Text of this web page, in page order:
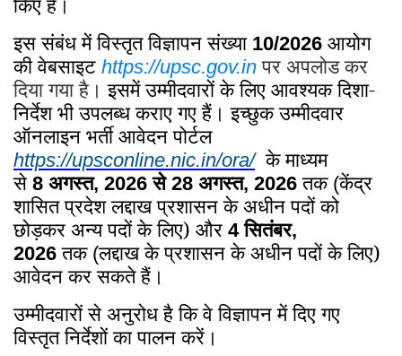
इस संबंध में विस्तृत विज्ञापन संख्या
की वेबसाइट https://upsc.gov.in पर अपलोड कर
दिया गया है। इसमें उम्मीदवारों के लिए आवश्यक दिशा-
निर्देश भी उपलब्ध कराए गए हैं। इच्छुक उम्मीदवार
ऑनलाइन भर्ती आवेदन पोर्टल
https://upsconline.nic.in/ora/
से 8अगस्त, 2026से 28 अगस्त, 2026 तक(
शासित प्रदेश लद्दाख प्रशासन के अधीन पदों को
छोड़कर अन्य पदों के लिए) और4सितंबर,
2026 तक(लद्दाख के प्रशासन के अधीन पदों के लिए)
आवेदन कर सकते हैं।
उम्मीदवारों से अनुरोध है कि वे विज्ञापन में दिए गए
विस्तृत निर्देशों का पालन करें।